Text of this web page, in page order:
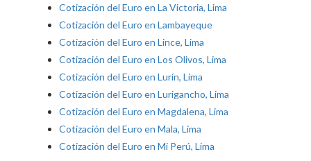
Cotización del Euro en La Victoria, Lima
Cotización del Euro en Lambayeque
Cotización del Euro en Lince, Lima
Cotización del Euro en Los Olivos, Lima
Cotización del Euro en Lurín, Lima
Cotización del Euro en Lurigancho, Lima
Cotización del Euro en Magdalena, Lima
Cotización del Euro en Mala, Lima
Cotización del Euro en Mi Perú, Lima